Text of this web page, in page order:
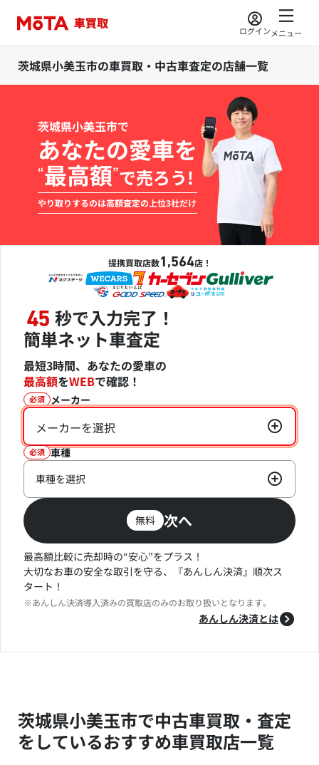
ログインメニュー
茨城県小美玉市の車買取・中古車査定の店舗一覧
茨城県小美玉市で
あなたの愛車を
“最高額”で売ろう!
やり取りするのは高額査定の上位3社だけ
提携買取店数1,564店！
45 秒で入力完了！
簡単ネット車査定
最短3時間、あなたの愛車の
最高額をWEBで確認！
必須 メーカー
メーカーを選択
必須 車種
車種を選択
無料 次へ
最高額比較に売却時の“安心”をプラス！
大切なお車の安全な取引を守る、『あんしん決済』順次ス
タート！
※あんしん決済導入済みの買取店のみのお取り扱いとなります。
あんしん決済とは
茨城県小美玉市で中古車買取・査定
をしているおすすめ車買取店一覧